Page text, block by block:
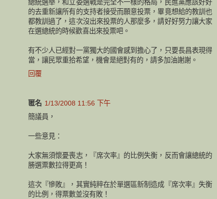
總統選舉，和立委選戰是完全不一樣的格局，民進黨應該好好
的去重新讓所有的支持者接受而願意投票，畢竟想給的教訓也
都教訓過了，這次沒出來投票的人那麼多，請好好努力讓大家
在選總統的時候歡喜出來投票吧。
有不少人已經對一黨獨大的國會感到擔心了，只要長昌表現得
當，讓民眾重拾希望，機會是絕對有的，請多加油謝謝。
回覆
匿名 1/13/2008 11:56 下午
簡議員，
一些意見：
大家無須懷憂喪志，『席次率』的比例失衡，反而會讓總統的
勝選票數拉得更高！
這次『慘敗』，其實純粹在於單選區新制造成『席次率』失衡
的比例，得票數並沒有敗！